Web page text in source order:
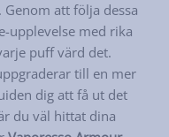
att följa dessa
upplevelse med rika
puff värd det.
till en mer
dig att få ut det
du väl hittat dina